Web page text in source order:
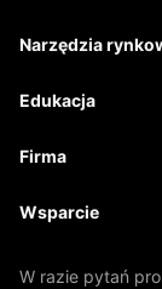
Towary
Platforma
Zarządzanie
Narzędzia
Kalendarz
Aktualności
Edukacja
Podstawy
EBook
Firma
O firmie Mitrade
Wsparcie
W razie pytań